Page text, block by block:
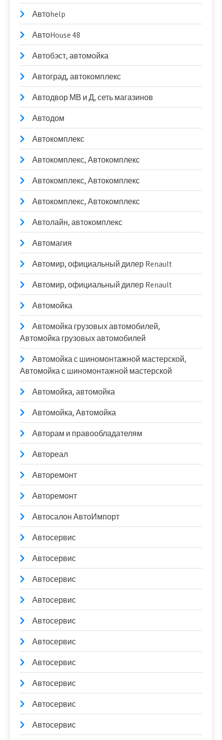
Автоhelp
АвтоHouse 48
Автобэст, автомойка
Автоград, автокомплекс
Автодвор МВ и Д, сеть магазинов
Автодом
Автокомплекс
Автокомплекс, Автокомплекс
Автокомплекс, Автокомплекс
Автокомплекс, Автокомплекс
Автолайн, автокомплекс
Автомагия
Автомир, официальный дилер Renault
Автомир, официальный дилер Renault
Автомойка
Автомойка грузовых автомобилей,
Автомойка грузовых автомобилей
Автомойка с шиномонтажной мастерской,
Автомойка с шиномонтажной мастерской
Автомойка, автомойка
Автомойка, Автомойка
Авторам и правообладателям
Автореал
Авторемонт
Авторемонт
Автосалон АвтоИмпорт
Автосервис
Автосервис
Автосервис
Автосервис
Автосервис
Автосервис
Автосервис
Автосервис
Автосервис
Автосервис